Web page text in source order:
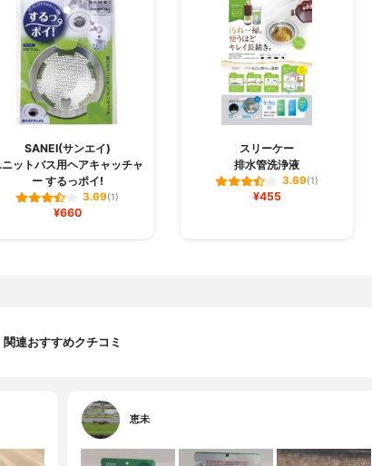
SANEI(サンエイ)
ットバス用ヘアキャッチャ
ー するっポイ!
3.69(1)
¥660
スリーケー
排水管洗浄液
3.69(1)
¥455
関連おすすめクチコミ
恵未